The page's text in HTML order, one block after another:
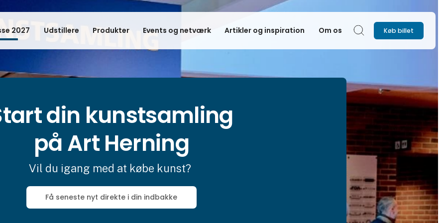
2027 Udstillere Produkter Events og netværk Artikler og inspiration Om os Søg Køb billet
din kunstsamling
på Art Herning
Vil du igang med at købe kunst?
Få seneste nyt direkte i din indbakke